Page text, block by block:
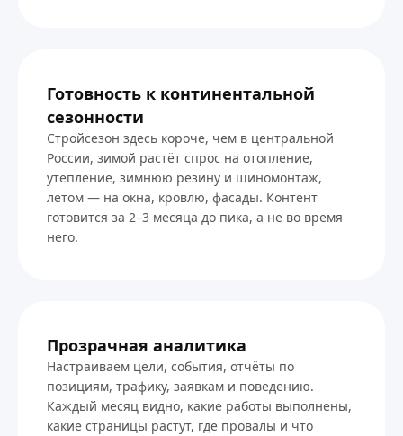
Готовность к континентальной
сезонности
Стройсезон здесь короче, чем в центральной
России, зимой растёт спрос на отопление,
утепление, зимнюю резину и шиномонтаж,
летом — на окна, кровлю, фасады. Контент
готовится за 2–3 месяца до пика, а не во время
него.
Прозрачная аналитика
Настраиваем цели, события, отчёты по
позициям, трафику, заявкам и поведению.
Каждый месяц видно, какие работы выполнены,
какие страницы растут, где провалы и что